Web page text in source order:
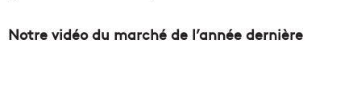
Notre vidéo du marché de l’année dernière